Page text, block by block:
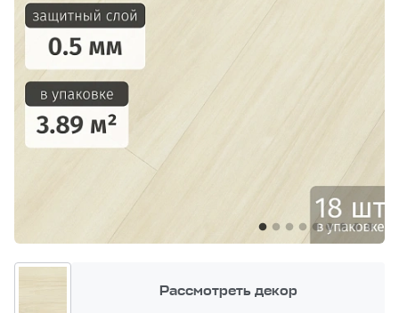
Рассмотреть декор